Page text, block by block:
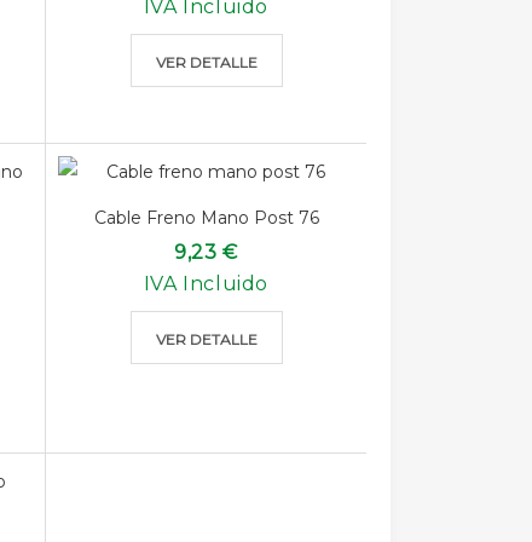
IVA Incluido
VER DETALLE
Cable Freno Mano Post 76
9,23 €
IVA Incluido
VER DETALLE